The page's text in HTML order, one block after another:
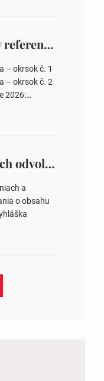
obecných
odpredaja
Výsledky hlasovania v referende 2026
– okrsok č. 1
– okrsok č. 2
2026:
…
Oznámenie o podaných odvolaniach a upovedomenie účastníkov konania o obsahu podaných odvolani – Verejná vyhláška
a
o obsahu